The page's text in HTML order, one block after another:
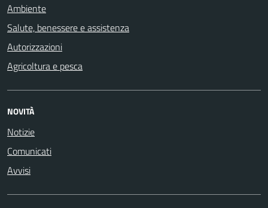
Ambiente
Salute, benessere e assistenza
Autorizzazioni
Agricoltura e pesca
NOVITÀ
Notizie
Comunicati
Avvisi